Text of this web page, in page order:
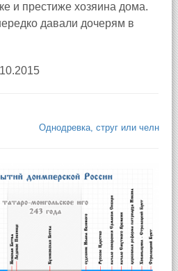
и престиже хозяина дома.
давали дочерям в
Однодревка, струг или челн